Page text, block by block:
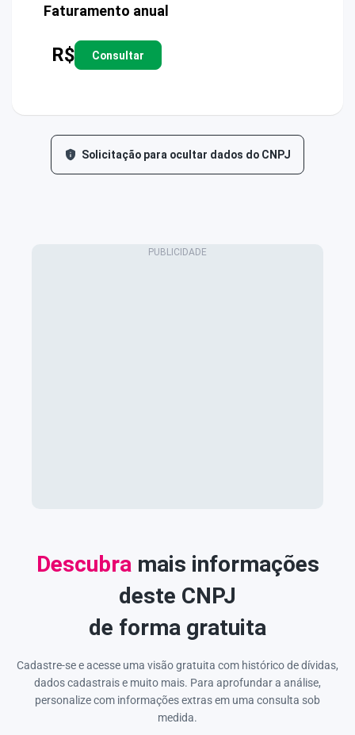
Faturamento anual
R$ Consultar
Solicitação para ocultar dados do CNPJ
Descubramais informações
deste CNPJ
de forma gratuita
Cadastre-se e acesse uma visão gratuita com histórico de dívidas,
dados cadastrais e muito mais. Para aprofundar a análise,
personalize com informações extras em uma consulta sob
medida.